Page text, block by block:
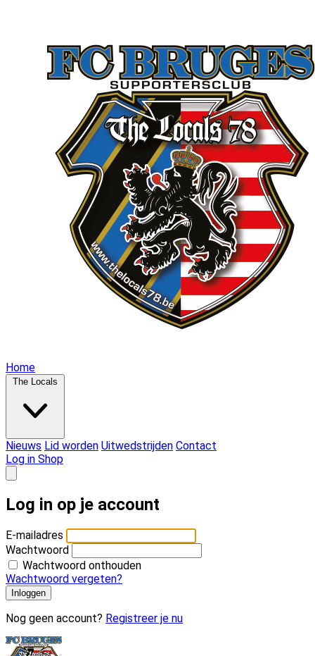
Home
The Locals
Nieuws Lid worden Uitwedstrijden Contact
Log in Shop
Log in op je account
E-mailadres
Wachtwoord
Wachtwoord onthouden
Wachtwoord vergeten?
Inloggen
Nog geen account? Registreer je nu
Footer